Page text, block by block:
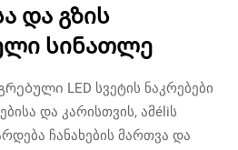
და გზის
სინათლე
LED სვეტის ნაკრებები
და კარისთვის, ამéliს
ჩანახების მართვა და